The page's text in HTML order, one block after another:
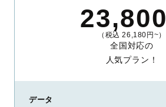
23,800
（税込 26,180円~）
全国対応の
人気プラン！
データ